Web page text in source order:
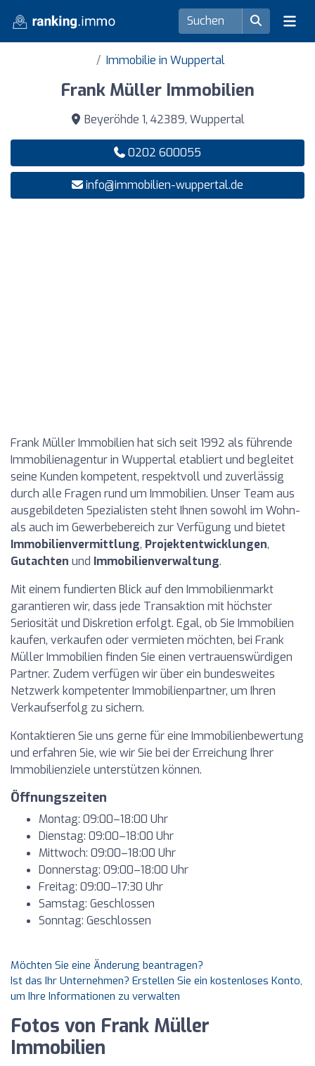
Immobilie in Wuppertal
Frank Müller Immobilien
Beyeröhde 1, 42389, Wuppertal
0202 600055
info@immobilien-wuppertal.de
Frank Müller Immobilien hat sich seit 1992 als führende
Immobilienagentur in Wuppertal etabliert und begleitet
seine Kunden kompetent, respektvoll und zuverlässig
durch alle Fragen rund um Immobilien. Unser Team aus
ausgebildeten Spezialisten steht Ihnen sowohl im Wohn-
als auch im Gewerbebereich zur Verfügung und bietet
Immobilienvermittlung, Projektentwicklungen,
Gutachten und Immobilienverwaltung.
Mit einem fundierten Blick auf den Immobilienmarkt
garantieren wir, dass jede Transaktion mit höchster
Seriosität und Diskretion erfolgt. Egal, ob Sie Immobilien
kaufen, verkaufen oder vermieten möchten, bei Frank
Müller Immobilien finden Sie einen vertrauenswürdigen
Partner. Zudem verfügen wir über ein bundesweites
Netzwerk kompetenter Immobilienpartner, um Ihren
Verkaufserfolg zu sichern.
Kontaktieren Sie uns gerne für eine Immobilienbewertung
und erfahren Sie, wie wir Sie bei der Erreichung Ihrer
Immobilienziele unterstützen können.
Öffnungszeiten
Montag: 09:00–18:00 Uhr
Dienstag: 09:00–18:00 Uhr
Mittwoch: 09:00–18:00 Uhr
Donnerstag: 09:00–18:00 Uhr
Freitag: 09:00–17:30 Uhr
Samstag: Geschlossen
Sonntag: Geschlossen
Möchten Sie eine Änderung beantragen?
Ist das Ihr Unternehmen? Erstellen Sie ein kostenloses Konto,
um Ihre Informationen zu verwalten
Fotos von Frank Müller
Immobilien